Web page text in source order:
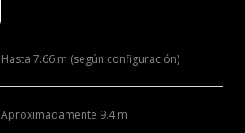
Hasta 7.66 m (según configuración)
Aproximadamente 9.4 m